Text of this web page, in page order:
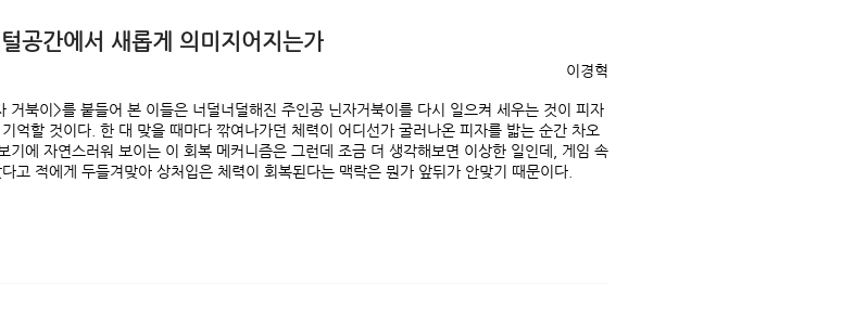
공간에서 새롭게 의미지어지는가
이경혁
거북이>를 붙들어 본 이들은 너덜너덜해진 주인공 닌자거북이를 다시 일으켜 세우는 것이 피자
억할 것이다. 한 대 맞을 때마다 깎여나가던 체력이 어디선가 굴러나온 피자를 밟는 순간 차오
기에 자연스러워 보이는 이 회복 메커니즘은 그런데 조금 더 생각해보면 이상한 일인데, 게임 속
고 적에게 두들겨맞아 상처입은 체력이 회복된다는 맥락은 뭔가 앞뒤가 안맞기 때문이다.